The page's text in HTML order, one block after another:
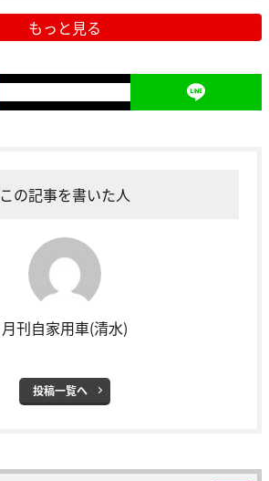
もっと見る
この記事を書いた人
月刊自家用車(清水)
投稿一覧へ